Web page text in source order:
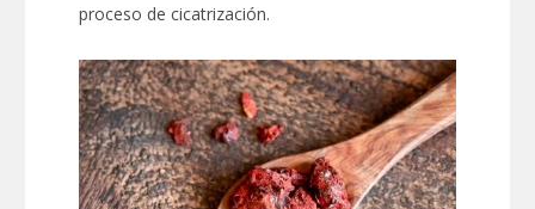
proceso de cicatrización.